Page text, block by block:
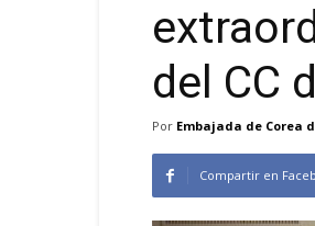
del CC
Por Embajada de Corea
Compartir en